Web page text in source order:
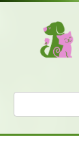
Перейти
Поиск: